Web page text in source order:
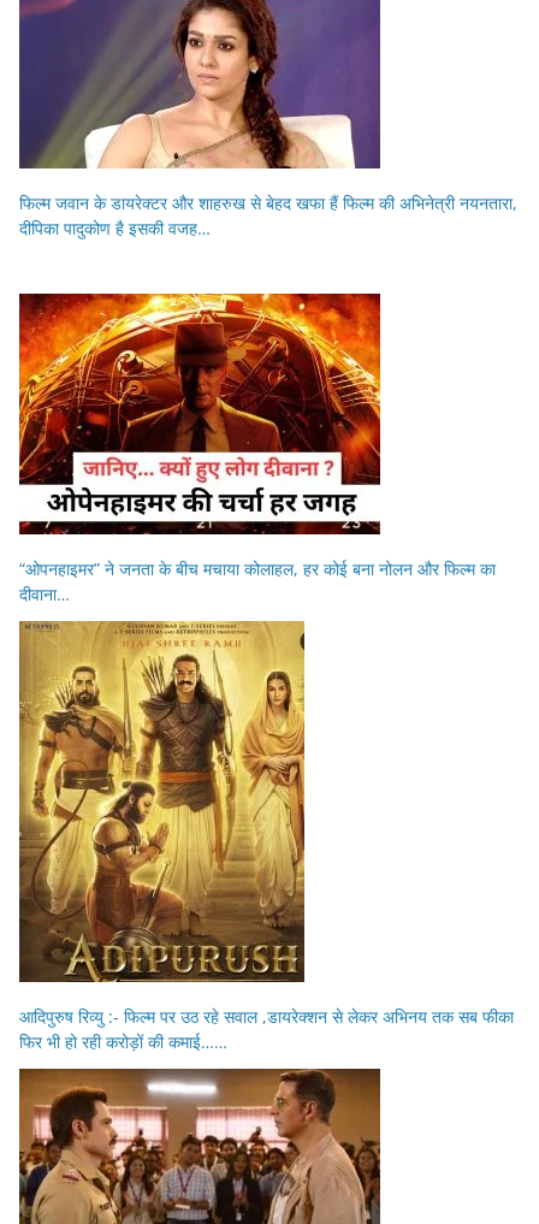
फिल्म जवान के डायरेक्टर और शाहरुख से बेहद खफा हैं फिल्म की अभिनेत्री नयनतारा,
दीपिका पादुकोण है इसकी वजह…
“ओपनहाइमर” ने जनता के बीच मचाया कोलाहल, हर कोई बना नोलन और फिल्म का
दीवाना…
आदिपुरुष रिव्यु :- फिल्म पर उठ रहे सवाल ,डायरेक्शन से लेकर अभिनय तक सब फीका
फिर भी हो रही करोड़ों की कमाई……